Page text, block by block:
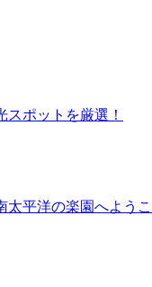
スポットを厳選！
太平洋の楽園へようこ